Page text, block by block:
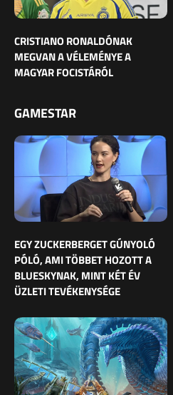
CRISTIANO RONALDÓNAK
MEGVAN A VÉLEMÉNYE A
MAGYAR FOCISTÁRÓL
GAMESTAR
EGY ZUCKERBERGET GÚNYOLÓ
PÓLÓ, AMI TÖBBET HOZOTT A
BLUESKYNAK, MINT KÉT ÉV
ÜZLETI TEVÉKENYSÉGE